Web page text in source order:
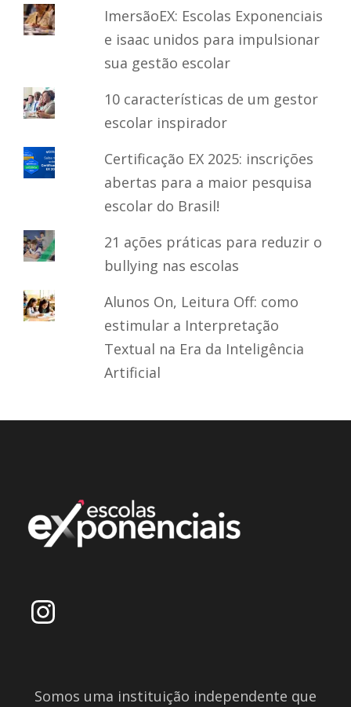
ImersãoEX: Escolas Exponenciais
e isaac unidos para impulsionar
sua gestão escolar
10 características de um gestor
escolar inspirador
Certificação EX 2025: inscrições
abertas para a maior pesquisa
escolar do Brasil!
21 ações práticas para reduzir o
bullying nas escolas
Alunos On, Leitura Off: como
estimular a Interpretação
Textual na Era da Inteligência
Artificial
Somos uma instituição independente que